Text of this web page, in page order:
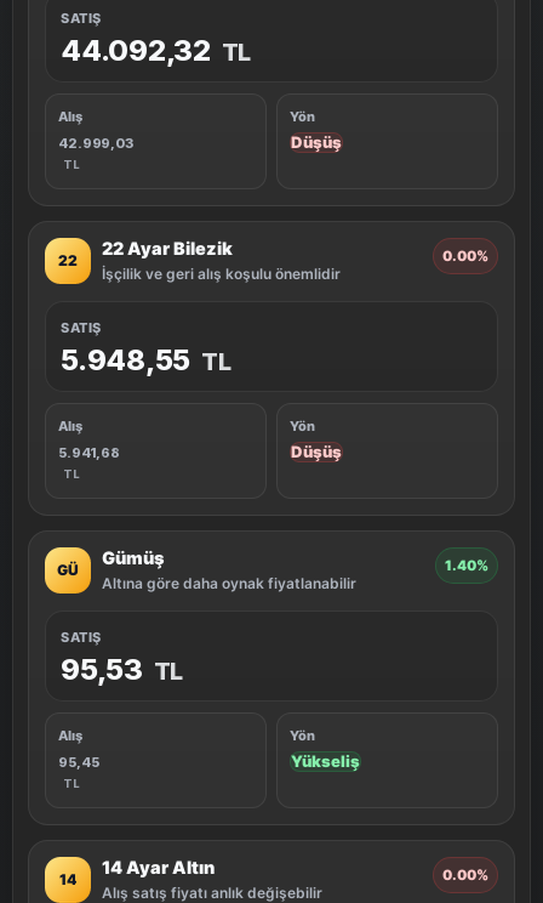
SATIŞ
44.092,32 TL
Alış
42.999,03
TL
Yön
Düşüş
22
22 Ayar Bilezik
İşçilik ve geri alış koşulu önemlidir
0.00%
SATIŞ
5.948,55 TL
Alış
5.941,68
TL
Yön
Düşüş
GÜ
Gümüş
Altına göre daha oynak fiyatlanabilir
1.40%
SATIŞ
95,53 TL
Alış
95,45
TL
Yön
Yükseliş
14
14 Ayar Altın
Alış satış fiyatı anlık değişebilir
0.00%